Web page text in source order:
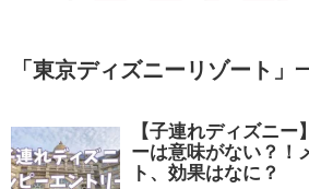
「 東京ディズニーリゾート 」
【子連れディズニー
ーは意味がない？！
ト、効果はなに？